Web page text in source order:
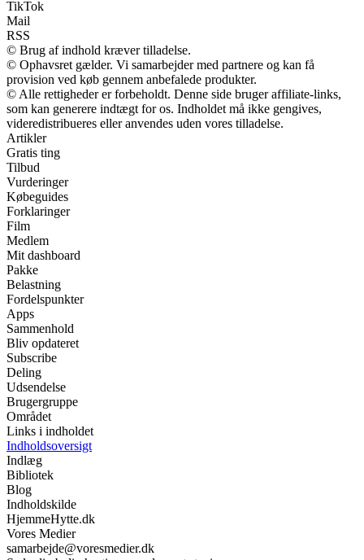
TikTok
Mail
RSS
© Brug af indhold kræver tilladelse.
© Ophavsret gælder. Vi samarbejder med partnere og kan få
provision ved køb gennem anbefalede produkter.
© Alle rettigheder er forbeholdt. Denne side bruger affiliate-links,
som kan generere indtægt for os. Indholdet må ikke gengives,
videredistribueres eller anvendes uden vores tilladelse.
Artikler
Gratis ting
Tilbud
Vurderinger
Købeguides
Forklaringer
Film
Medlem
Mit dashboard
Pakke
Belastning
Fordelspunkter
Apps
Sammenhold
Bliv opdateret
Subscribe
Deling
Udsendelse
Brugergruppe
Området
Links i indholdet
Indholdsoversigt
Indlæg
Bibliotek
Blog
Indholdskilde
HjemmeHytte.dk
Vores Medier
samarbejde@voresmedier.dk